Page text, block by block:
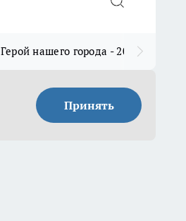
Герой нашего города - 2025
Принять